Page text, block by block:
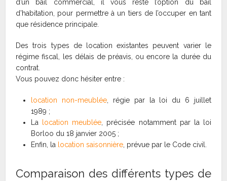
d’un bail commercial, il vous reste l’option du bail
d’habitation, pour permettre à un tiers de l’occuper en tant
que résidence principale.
Des trois types de location existantes peuvent varier le
régime fiscal, les délais de préavis, ou encore la durée du
contrat.
Vous pouvez donc hésiter entre :
location non-meublée , régie par la loi du 6 juillet
1989 ;
La
location meublée , précisée notamment par la loi
Borloo du 18 janvier 2005 ;
Enfin, la
location saisonnière , prévue par le Code civil.
Comparaison des différents types de